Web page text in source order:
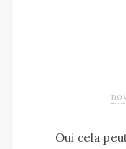
Oui cela